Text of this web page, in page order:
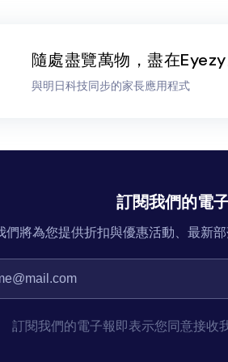
隨處盡覽萬物，盡在Eyezy
與明日科技同步的家長應用程式
訂閱我們的電
們將為您提供折扣與優惠活動、最新
訂閱我們的電子報即表示您同意接收